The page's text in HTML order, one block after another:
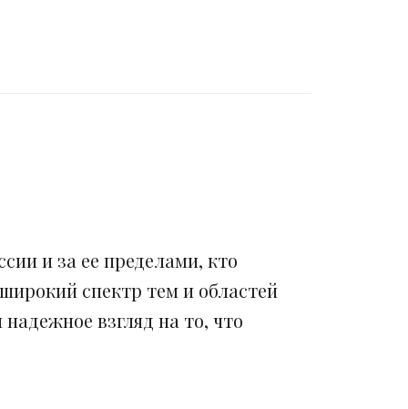
и за ее пределами, кто
спектр тем и областей
взгляд на то, что